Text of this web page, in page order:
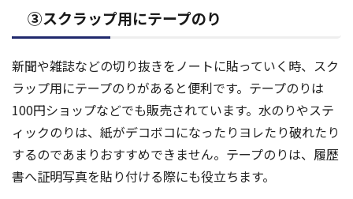
③スクラップ用にテープのり
新聞や雑誌などの切り抜きをノートに貼っていく時、スク
ラップ用にテープのりがあると便利です。テープのりは
100円ショップなどでも販売されています。水のりやステ
ィックのりは、紙がデコボコになったりヨレたり破れたり
するのであまりおすすめできません。テープのりは、履歴
書へ証明写真を貼り付ける際にも役立ちます。